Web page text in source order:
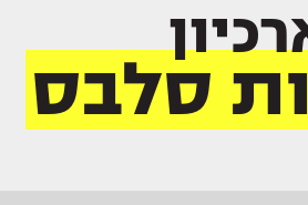
סלבס